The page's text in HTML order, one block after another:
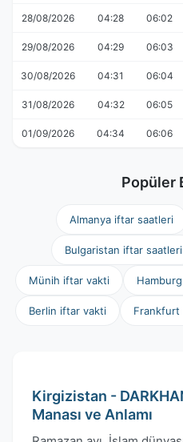
28/08/2026 04:28 06:02
29/08/2026 04:29 06:03
30/08/2026 04:31 06:04
31/08/2026 04:32 06:05
01/09/2026 04:34 06:06
Popüler
Almanya iftar saatleri
Bulgaristan iftar saatleri
Münih iftar vakti
Berlin iftar vakti Frankfurt
Kirgizistan -
Manası ve Anlamı